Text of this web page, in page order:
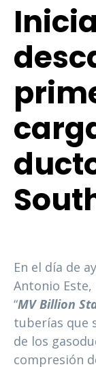
En el día de
Antonio
“MV Billion
tuberías que
de los
compresión